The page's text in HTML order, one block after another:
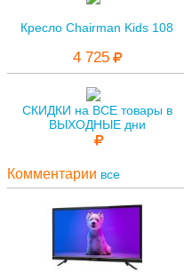
Кресло Chairman Kids 108
4 725
СКИДКИ на ВСЕ товары в
ВЫХОДНЫЕ дни
Комментарии все